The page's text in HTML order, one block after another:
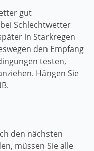
gut
Schlechtwetter
in Starkregen
den Empfang
testen,
Hängen Sie
den nächsten
müssen Sie alle